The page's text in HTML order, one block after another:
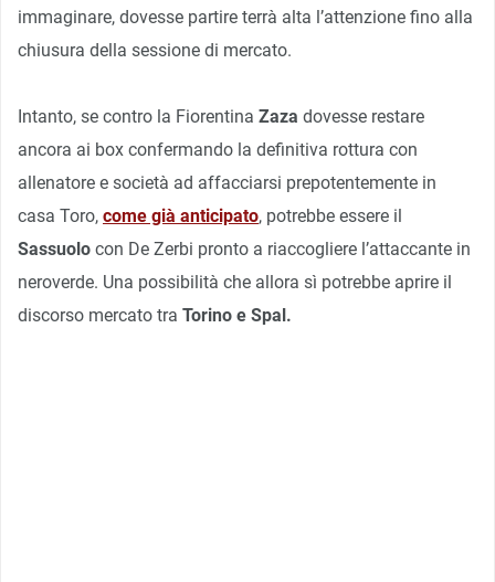
immaginare, dovesse partire terrà alta l’attenzione fino alla
chiusura della sessione di mercato.
Intanto, se contro la Fiorentina Zaza dovesse restare
ancora ai box confermando la definitiva rottura con
allenatore e società ad affacciarsi prepotentemente in
casa Toro, come già anticipato, potrebbe essere il
Sassuolo con De Zerbi pronto a riaccogliere l’attaccante in
neroverde. Una possibilità che allora sì potrebbe aprire il
discorso mercato tra Torino e Spal.